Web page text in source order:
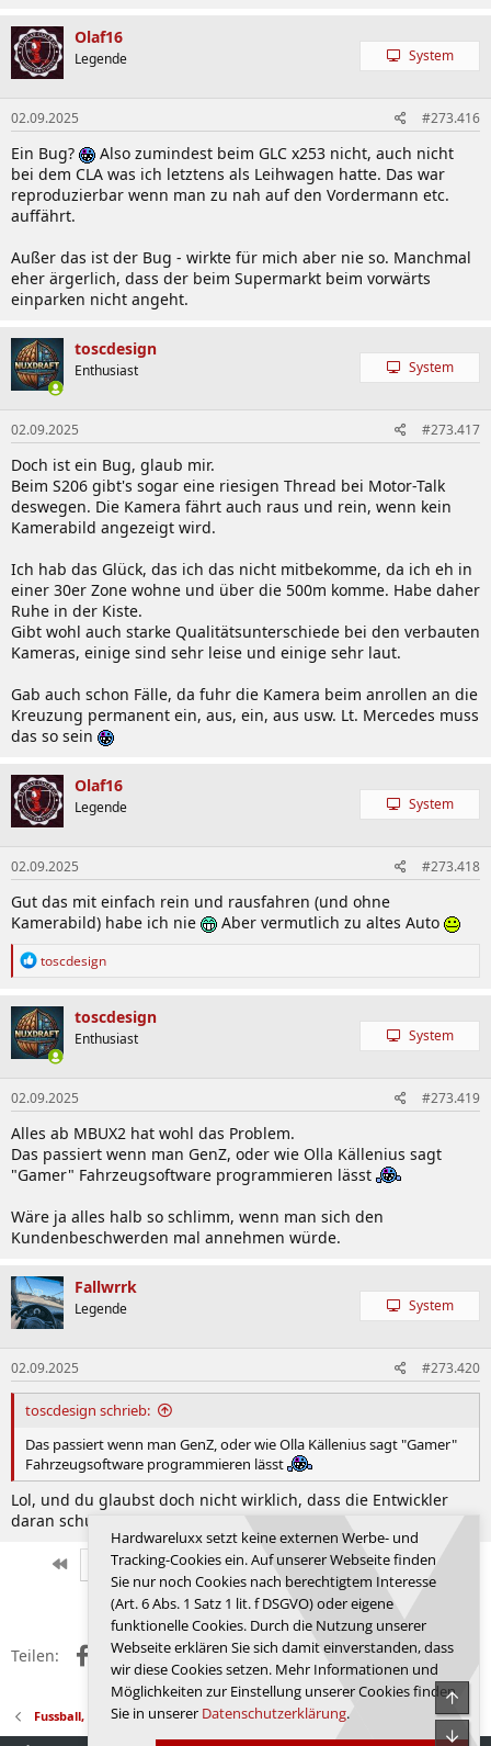
Olaf16
Legende System
02.09.2025 #273.416
Ein Bug?
Also zumindest beim GLC x253 nicht, auch nicht
bei dem CLA was ich letztens als Leihwagen hatte. Das war
reproduzierbar wenn man zu nah auf den Vordermann etc.
auffährt.
Außer das ist der Bug - wirkte für mich aber nie so. Manchmal
eher ärgerlich, dass der beim Supermarkt beim vorwärts
einparken nicht angeht.
toscdesign
Enthusiast System
02.09.2025 #273.417
Doch ist ein Bug, glaub mir.
Beim S206 gibt's sogar eine riesigen Thread bei Motor-Talk
deswegen. Die Kamera fährt auch raus und rein, wenn kein
Kamerabild angezeigt wird.
Ich hab das Glück, das ich das nicht mitbekomme, da ich eh in
einer 30er Zone wohne und über die 500m komme. Habe daher
Ruhe in der Kiste.
Gibt wohl auch starke Qualitätsunterschiede bei den verbauten
Kameras, einige sind sehr leise und einige sehr laut.
Gab auch schon Fälle, da fuhr die Kamera beim anrollen an die
Kreuzung permanent ein, aus, ein, aus usw. Lt. Mercedes muss
das so sein
Olaf16
Legende System
02.09.2025 #273.418
Gut das mit einfach rein und rausfahren (und ohne
Kamerabild) habe ich nie
Aber vermutlich zu altes Auto
R
k
t
i
o
n
e
n
:
toscdesign
toscdesign
Enthusiast System
02.09.2025 #273.419
Alles ab MBUX2 hat wohl das Problem.
Das passiert wenn man GenZ, oder wie Olla Källenius sagt
"Gamer" Fahrzeugsoftware programmieren lässt
Wäre ja alles halb so schlimm, wenn man sich den
Kundenbeschwerden mal annehmen würde.
Fallwrrk
Legende System
02.09.2025 #273.420
toscdesign schrieb:
Das passiert wenn man GenZ, oder wie Olla Källenius sagt "Gamer"
Fahrzeugsoftware programmieren lässt
Lol, und du glaubst doch nicht wirklich, dass die Entwickler
daran schuld sind, oder?
Vorherige 9114 von 9352 Nächste
Anmelden, um zu antworten.
Teilen: FacebookX (Twitter)
RedditWhatsApp
E-MailLink
Fussball, Sport, Autos
Hardwareluxx setzt keine externen Werbe- und
Tracking-Cookies ein. Auf unserer Webseite finden
Sie nur noch Cookies nach berechtigtem Interesse
(Art. 6 Abs. 1 Satz 1 lit. f DSGVO) oder eigene
funktionelle Cookies. Durch die Nutzung unserer
Webseite erklären Sie sich damit einverstanden, dass
wir diese Cookies setzen. Mehr Informationen und
Möglichkeiten zur Einstellung unserer Cookies finden
Sie in unserer Datenschutzerklärung.